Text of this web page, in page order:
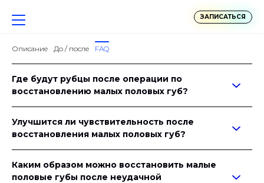
ЗАПИСАТЬСЯ
Описание До / после FAQ
Где будут рубцы после операции по
восстановлению малых половых губ?
Улучшится ли чувствительность после
восстановления малых половых губ?
Каким образом можно восстановить малые
половые губы после неудачной